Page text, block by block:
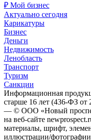
₽ Мой бизнес
Актуально сегодня
Карикатуры
Бизнес
Деньги
Недвижимость
Ленобласть
Транспорт
Туризм
Санкции
Информационная
старше 16 лет (436-ФЗ от
— © ООО «Новый
на веб-сайте
материалы, шрифт,
иллюстрации/